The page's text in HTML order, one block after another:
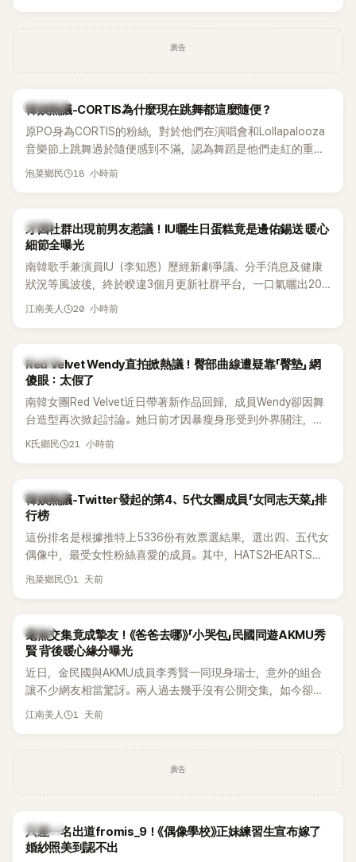
廣告
熱議討論
韓娛熱議-CORTIS為什麼現在跳舞都這麼隨便？
原PO身為CORTIS的粉絲，對於他們在演唱會和Lollapalooza
音樂節上跳舞過於隨便感到不滿，認為舞蹈是他們走紅的重要
原因，希望他們能更認真地表演。
泡菜鄉民 18 小時前
韓星
才因社群出現前男友惹議！IU曬生日蛋糕竟是邊佑錫送 暖心
細節全曝光
南韓歌手兼演員IU（李知恩）歷經新劇爭議、分手消息及健康
狀況等風波後，終於睽違3個月更新社群平台，一口氣曬出20
張近況照，讓大批粉絲又驚又喜。其中，一張生日蛋糕照意外
江南美人 20 小時前
K-POP
Red Velvet Wendy直拍掀熱議！臀部曲線遭疑靠「臀墊」 網
傻眼：太假了
南韓女團Red Velvet近日帶著新作品回歸，成員Wendy卻因舞
台造型再次掀起討論。她日前才因暴瘦身形受到外界關注，又
被質疑在舞台上使用臀墊，如今最新打歌舞台曝光後，再度因
K氏鄉民 21 小時前
熱議討論
韓娛熱議-Twitter發起的第4、5代女團成員「女同志天菜」排
行榜
這份排名是根據推特上5336份有效票選結果，選出四、五代女
偶像中，最受女性粉絲喜愛的成員。其中，HATS2HEARTS成
員包攬了前三名，展現了她們在女性社群中的高人氣。
泡菜鄉民 1 天前
韓星
毫無交集竟成摯友！《爸爸去哪》「小哭包」民國同遊AKMU秀
賢 背後暖心緣分曝光
近日，金民國與AKMU成員李秀賢一同現身瑞士，意外的組合
讓不少網友相當驚訝。兩人過去幾乎沒有公開交集，如今卻一
起踏上瑞士之旅，也讓粉絲紛紛好奇：「他們到底是怎麼認識
江南美人 1 天前
廣告
K-POP
只差一名出道fromis_9！《偶像學校》正妹練習生宣布嫁了
婚紗照美到認不出